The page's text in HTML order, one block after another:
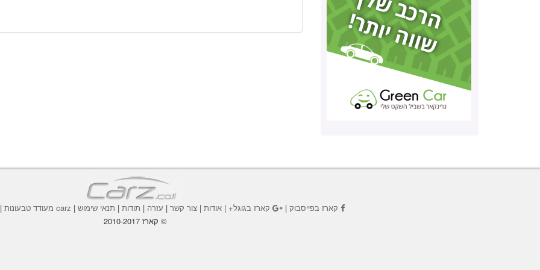
קארז בפייסבוק | קארז בגוגל+ | אודות | צור קשר | עזרה | תודות | תנאי שימוש | carz מעודד טבעונות |
© קארז 2010-2017